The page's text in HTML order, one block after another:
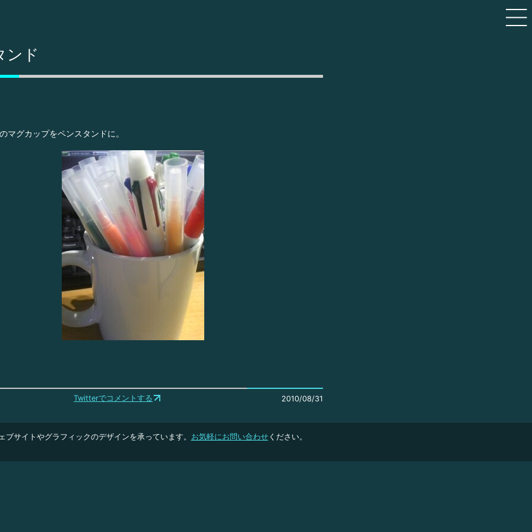
ンド
マグカップをペンスタンドに。
Twitterでコメントする 2010/08/31
ブサイトやグラフィックのデザインを承っています。 お気軽にお問い合わせください。